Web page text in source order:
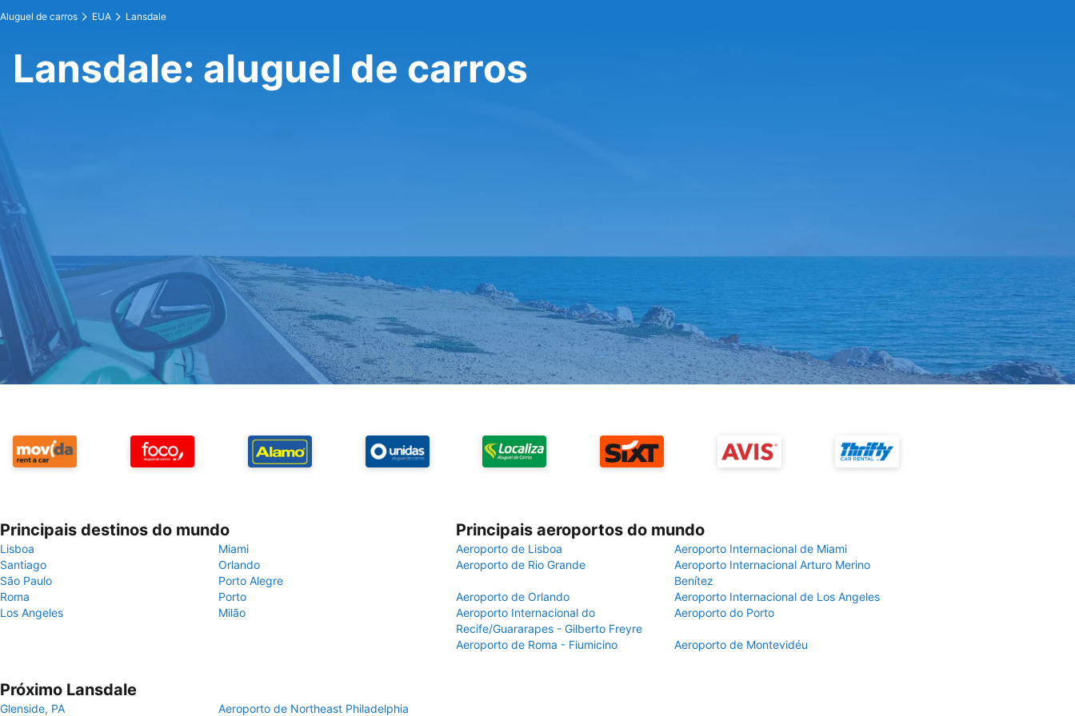
Aluguel de carros EUA Lansdale
Lansdale: aluguel de carros
Principais destinos do mundo
Lisboa
Miami
Santiago
Orlando
São Paulo
Porto Alegre
Roma
Porto
Los Angeles
Milão
Principais aeroportos do mundo
Aeroporto de Lisboa
Aeroporto Internacional de Miami
Aeroporto de Rio Grande
Aeroporto Internacional Arturo Merino
Benítez
Aeroporto de Orlando
Aeroporto Internacional de Los Angeles
Aeroporto Internacional do
Recife/Guararapes - Gilberto Freyre
Aeroporto do Porto
Aeroporto de Roma - Fiumicino Aeroporto de Montevidéu
Próximo Lansdale
Glenside, PA Aeroporto de Northeast Philadelphia